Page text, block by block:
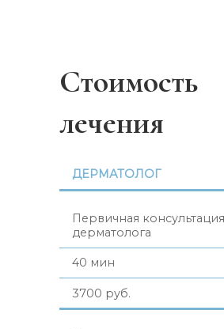
Стоимость
лечения
ДЕРМАТОЛОГ
Первичная консультация
дерматолога
40 мин
3700 руб.